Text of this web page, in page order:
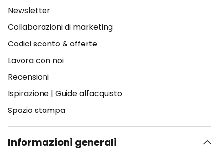
Newsletter
Collaborazioni di marketing
Codici sconto & offerte
Lavora con noi
Recensioni
Ispirazione | Guide all'acquisto
Spazio stampa
Informazioni generali